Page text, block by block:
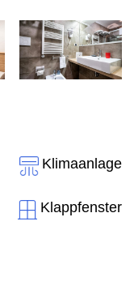
Klimaanlage
Klappfenster